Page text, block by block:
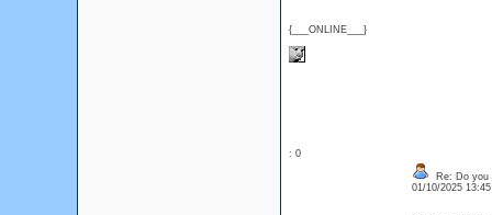
{___ONLINE___}
: 0
Re: Do you
01/10/2025